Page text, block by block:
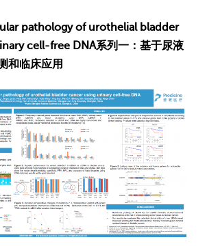
pathology of urothelial bladder
cell-free DNA系列一：基于尿液
和临床应用